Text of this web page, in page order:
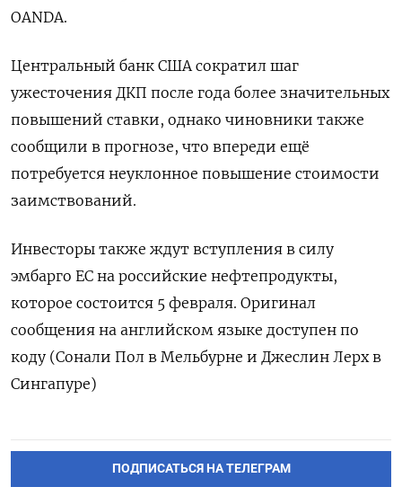
OANDA.
Центральный банк США сократил шаг
ужесточения ДКП после года более значительных
повышений ставки, однако чиновники также
сообщили в прогнозе, что впереди ещё
потребуется неуклонное повышение стоимости
заимствований.
Инвесторы также ждут вступления в силу
эмбарго ЕС на российские нефтепродукты,
которое состоится 5 февраля. Оригинал
сообщения на английском языке доступен по
коду (Сонали Пол в Мельбурне и Джеслин Лерх в
Сингапуре)
ПОДПИСАТЬСЯ НА ТЕЛЕГРАМ